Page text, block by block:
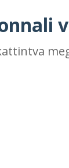
2-44